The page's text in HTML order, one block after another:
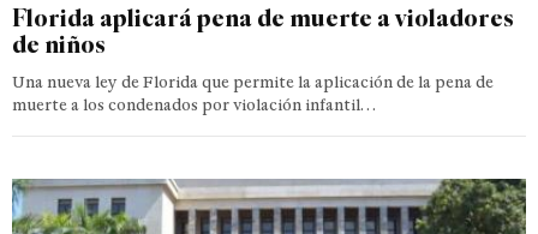
Florida aplicará pena de muerte a violadores
de niños
Una nueva ley de Florida que permite la aplicación de la pena de
muerte a los condenados por violación infantil…